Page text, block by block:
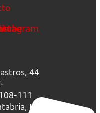
44
111
España.